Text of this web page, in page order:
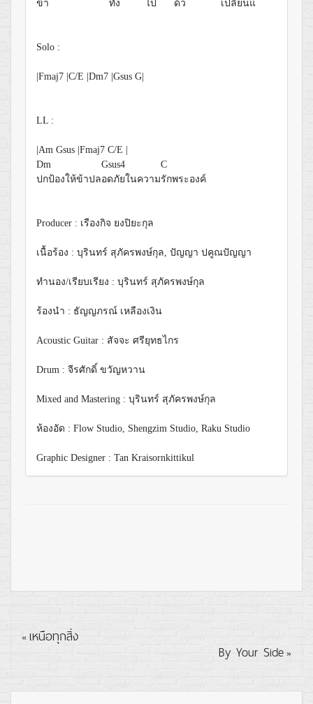
ข้า ทั้ง ไป ด้ว เปลี่ยนแ
Solo :
|Fmaj7 |C/E |Dm7 |Gsus G|
LL :
|Am Gsus |Fmaj7 C/E |
Dm
Gsus4
C
ปกป้องให้ข้าปลอดภัยในความรักพระองค์
Producer : เรืองกิจ ยงปิยะกุล
เนื้อร้อง : บุรินทร์​ สุภัครพงษ์กุล, ปัญญา ปคูณปัญญา
ทำนอง/เรียบเรียง : บุรินทร์​ สุภัครพงษ์กุล
ร้องนำ : ธัญญภรณ์ เหลืองเงิน
Acoustic Guitar : สัจจะ ศรียุทธไกร
Drum : จีรศักดิ์ ขวัญหวาน
Mixed and Mastering : บุรินทร์​ สุภัครพงษ์กุล
ห้องอัด : Flow Studio, Shengzim Studio, Raku Studio
Graphic Designer : Tan Kraisornkittikul
« เหนือทุกสิ่ง
By Your Side »